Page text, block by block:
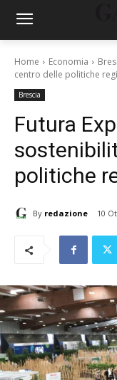
Home Economia
centro delle politiche
Brescia
Futura
politiche
By redazione 10